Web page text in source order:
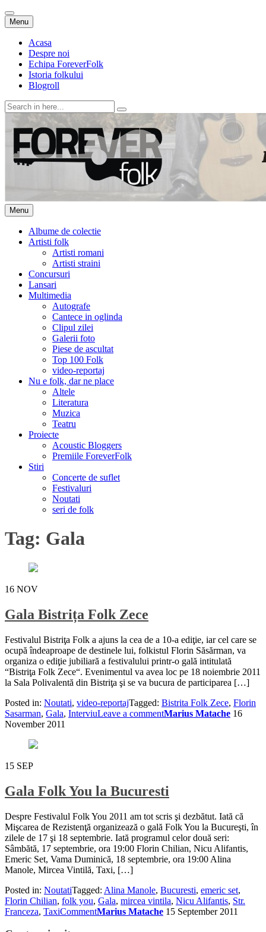
Menu Skip
to
content
Acasa
Despre noi
Echipa ForeverFolk
Istoria folkului
Blogroll
Search
for:
ForeverFolk
Muzica sufletului tau
Menu Skip
to
content
Albume de colectie
Artisti folk
Artisti romani
Artisti straini
Concursuri
Lansari
Multimedia
Autografe
Cantece in oglinda
Clipul zilei
Galerii foto
Piese de ascultat
Top 100 Folk
video-reportaj
Nu e folk, dar ne place
Altele
Literatura
Muzica
Teatru
Proiecte
Acoustic Bloggers
Premiile ForeverFolk
Stiri
Concerte de suflet
Festivaluri
Noutati
seri de folk
Tag: Gala
16 NOV
Gala Bistrița Folk Zece
Festivalul Bistriţa Folk a ajuns la cea de a 10-a ediţie, iar cel care se
ocupă îndeaproape de destinele lui, folkistul Florin Săsărman, va
organiza o ediţie jubiliară a festivalului printr-o gală intitulată
“Bistriţa Folk Zece“. Evenimentul va avea loc pe 18 noiembrie 2011
la Sala Polivalentă din Bistriţa şi se va bucura de participarea […]
Posted in: Noutati, video-reportajTagged: Bistrita Folk Zece, Florin
Sasarman, Gala, InterviuLeave a commentMarius Matache 16
November 2011
15 SEP
Gala Folk You la Bucuresti
Despre Festivalul Folk You 2011 am tot scris şi dezbătut. Iată că
Mişcarea de Rezistenţă organizează o gală Folk You la Bucureşti, în
zilele de 17 şi 18 septembrie. Iată programul celor două seri:
Sâmbătă, 17 septembrie, ora 19:00 Florin Chilian, Nicu Alifantis,
Emeric Set, Vama Duminică, 18 septembrie, ora 19:00 Alina
Manole, Mircea Vintilă, Taxi, […]
Posted in: NoutatiTagged: Alina Manole, Bucuresti, emeric set,
Florin Chilian, folk you, Gala, mircea vintila, Nicu Alifantis, Str.
Franceza, TaxiCommentMarius Matache 15 September 2011